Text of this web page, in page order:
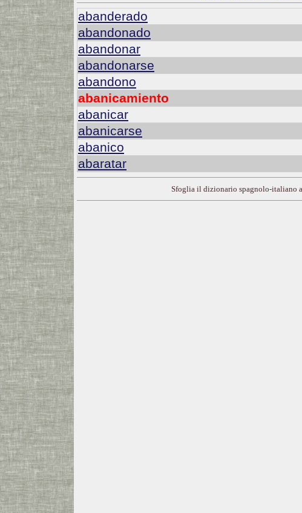
abanderado
abandonado
abandonar
abandonarse
abandono
abanicamiento
abanicar
abanicarse
abanico
abaratar
Sfoglia il dizionario spagnolo-italiano